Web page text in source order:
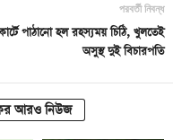
পরবর্তী নিবন্ধ
পাঠানো হল রহস্যময় চিঠি, খুলতেই
অসুস্থ দুই বিচারপতি
আরও নিউজ